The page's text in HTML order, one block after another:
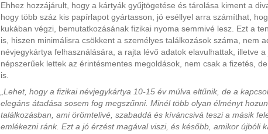
Ehhez hozzájárult, hogy a kártyák gyűjtögetése és tárolása kiment a
hogy több száz kis papírlapot gyártasson, jó eséllyel arra számíthat,
kukában végzi, bemutatkozásának fizikai nyoma semmivé lesz. Ezt a
is, hiszen minimálisra csökkent a személyes találkozások száma, nem
névjegykártya felhasználására, a rajta lévő adatok elavulhattak, illetve
népszerűek lettek az érintésmentes megoldások, nem csak a fizetés,
is.
„Lehet, hogy a fizikai névjegykártya 10-15 év múlva eltűnik, de a
elegáns átadása sosem fog megszűnni. Minél több olyan élményt
találkozásban, ami örömtelivé, szabaddá és kíváncsivá teszi a másik
emlékezni ránk. Ezt a jó érzést magával viszi, és később, amikor újbóli